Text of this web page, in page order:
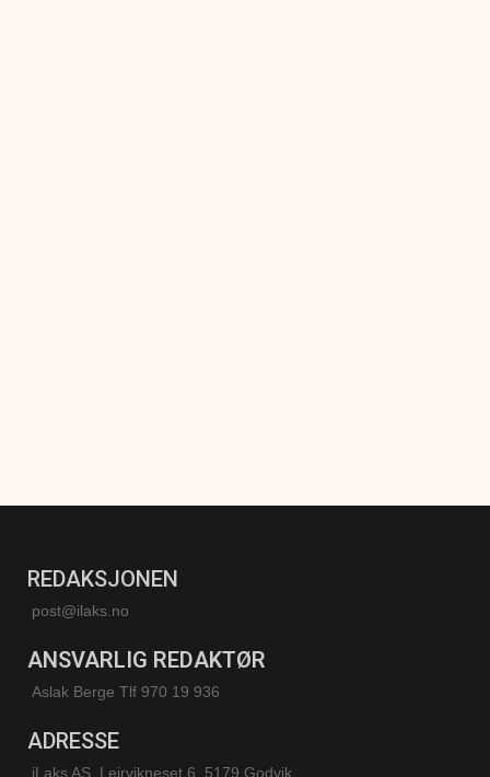
REDAKSJONEN
post@ilaks.no
ANSVARLIG REDAKTØR
Aslak Berge Tlf 970 19 936
ADRESSE
iLaks AS, Leirvikneset 6, 5179 Godvik